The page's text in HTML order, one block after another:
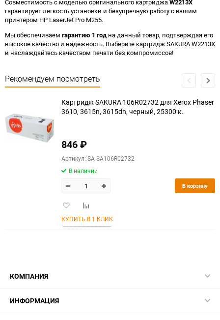
Совместимость с моделью оригинального картриджаW2213X
гарантирует легкость установки и безупречную работу с вашим
принтером HP LaserJet Pro M255.
Мы обеспечиваем гарантию 1 год на данный товар, подтверждая его
высокое качество и надежность. Выберите картридж SAKURA W2213X
и наслаждайтесь качеством печати без компромиссов!
Рекомендуем посмотреть
Картридж SAKURA 106R02732 для Xerox Phaser
3610, 3615n, 3615dn, черный, 25300 к.
846₽
Артикул: SA-SA106R02732
В наличии
Добавить
избранное
Добавить
сравнению
В корзину
КУПИТЬ В 1 КЛИК
КОМПАНИЯ
ИНФОРМАЦИЯ